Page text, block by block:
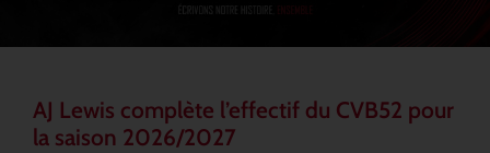
AJ Lewis complète l’effectif du CVB52 pour
la saison 2026/2027